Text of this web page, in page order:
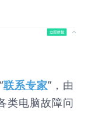
联系专家”，由
类电脑故障问